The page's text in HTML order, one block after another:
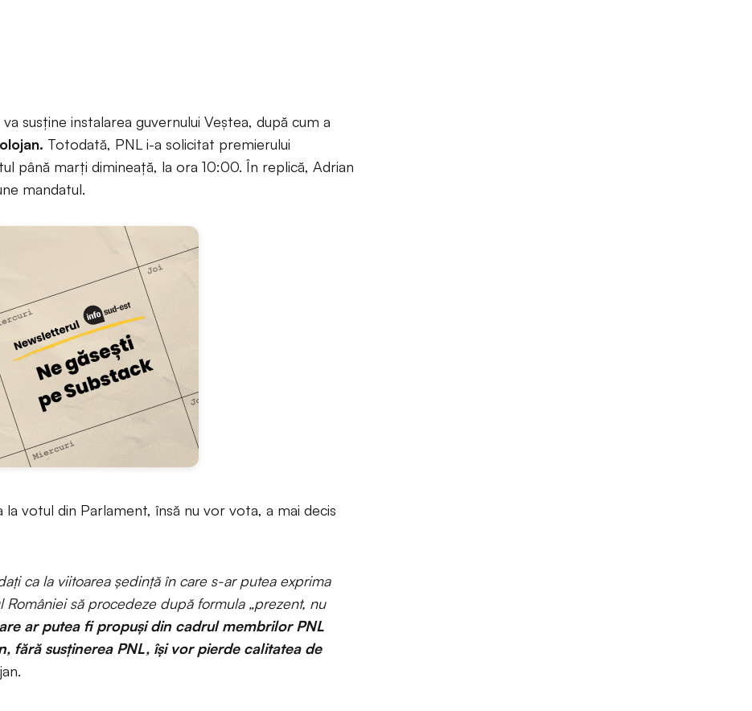
susține instalarea guvernului Veștea, după cum a
Totodată, PNL i-a solicitat premierului
până marți dimineață, la ora 10:00. În replică, Adrian
mandatul.
votul din Parlament, însă nu vor vota, a mai decis
ca la viitoarea ședință în care s-ar putea exprima
României să procedeze după formula „prezent, nu
ar putea fi propuși din cadrul membrilor PNL
fără susținerea PNL, își vor pierde calitatea de